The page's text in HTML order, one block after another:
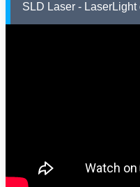
SLD Laser -